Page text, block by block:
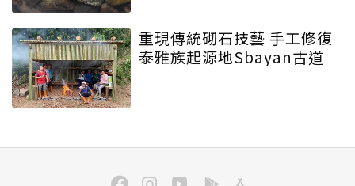
重現傳統砌石技藝 手工修復
泰雅族起源地Sbayan古道